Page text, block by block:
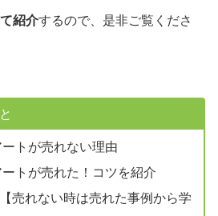
紹介するので、是非ご覧くださ
トが売れない理由
トが売れた！コツを紹介
売れない時は売れた事例から学